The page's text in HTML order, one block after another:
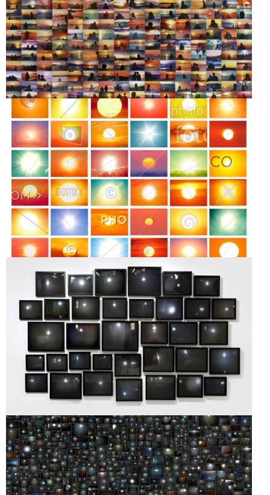
SUNSET PORTRAITS
36 COPYRIGHTED
SUNS / SCREENGRABS
FOR SALE/TVS FROM
CRAIGSLIST